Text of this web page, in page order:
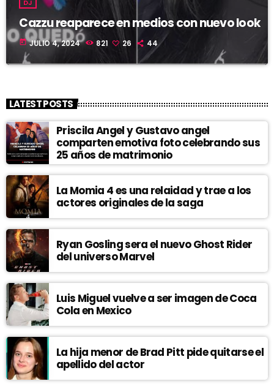
DJ
Cazzu reaparece en medios con nuevo look
today JULIO 4, 2024 821 26 44
LATEST POSTS
Priscila Angel y Gustavo angel
comparten emotiva foto celebrando sus
25 años de matrimonio
La Momia 4 es una relaidad y trae a los
actores originales de la saga
Ryan Gosling sera el nuevo Ghost Rider
del universo Marvel
Luis Miguel vuelve a ser imagen de Coca
Cola en Mexico
La hija menor de Brad Pitt pide quitarse el
apellido del actor